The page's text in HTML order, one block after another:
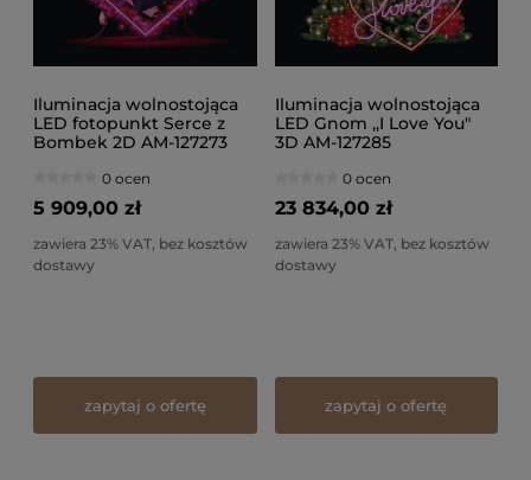
Iluminacja wolnostojąca
LED fotopunkt Serce z
Bombek 2D AM-127273
0 ocen
5 909,00 zł
zawiera 23% VAT, bez kosztów
dostawy
zapytaj o ofertę
Iluminacja wolnostojąca
LED Gnom ,,I Love You"
3D AM-127285
0 ocen
23 834,00 zł
zawiera 23% VAT, bez kosztów
dostawy
zapytaj o ofertę